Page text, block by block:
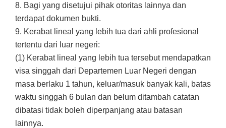
8. Bagi yang disetujui pihak otoritas lainnya dan
terdapat dokumen bukti.
9. Kerabat lineal yang lebih tua dari ahli profesional
tertentu dari luar negeri:
(1) Kerabat lineal yang lebih tua tersebut mendapatkan
visa singgah dari Departemen Luar Negeri dengan
masa berlaku 1 tahun, keluar/masuk banyak kali, batas
waktu singgah 6 bulan dan belum ditambah catatan
dibatasi tidak boleh diperpanjang atau batasan
lainnya.